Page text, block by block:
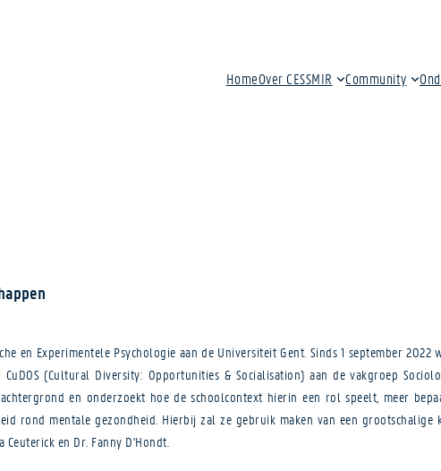
HomeOver CESSMIR Community
en Experimentele Psychologie aan de Universiteit Gent. Sinds 1 september
(Cultural Diversity: Opportunities & Socialisation) aan de vakgroep
en onderzoekt hoe de schoolcontext hierin een rol speelt, meer
rond mentale gezondheid. Hierbij zal ze gebruik maken van een grootschalige
en Dr. Fanny D'Hondt.